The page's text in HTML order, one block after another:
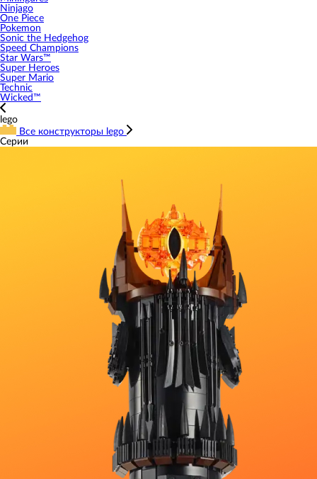
Ninjago
One Piece
Pokemon
Sonic the Hedgehog
Speed Champions
Star Wars™
Super Heroes
Super Mario
Technic
Wicked™
lego
Все конструкторы lego
Серии